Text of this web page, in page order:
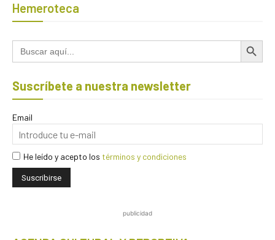
Hemeroteca
Buscar: Botón de
Suscríbete a nuestra newsletter
Email
He leído y acepto los términos y condiciones
publicidad